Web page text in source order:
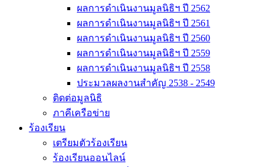
ผลการดำเนินงานมูลนิธิฯ ปี 2562
ผลการดำเนินงานมูลนิธิฯ ปี 2561
ผลการดำเนินงานมูลนิธิฯ ปี 2560
ผลการดำเนินงานมูลนิธิฯ ปี 2559
ผลการดำเนินงานมูลนิธิฯ ปี 2558
ประมวลผลงานสำคัญ 2538 - 2549
ติดต่อมูลนิธิ
ภาคีเครือข่าย
ร้องเรียน
เตรียมตัวร้องเรียน
ร้องเรียนออนไลน์